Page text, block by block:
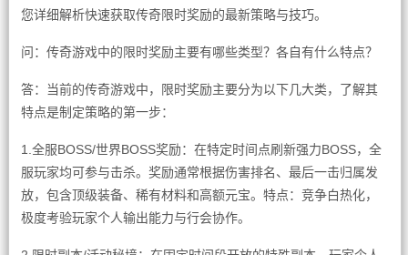
您详细解析快速获取传奇限时奖励的最新策略与技巧。
问：传奇游戏中的限时奖励主要有哪些类型？各自有什么特点？
答：当前的传奇游戏中，限时奖励主要分为以下几大类，了解其
特点是制定策略的第一步：
1.全服BOSS/世界BOSS奖励：在特定时间点刷新强力BOSS，全
服玩家均可参与击杀。奖励通常根据伤害排名、最后一击归属发
放，包含顶级装备、稀有材料和高额元宝。特点：竞争白热化，
极度考验玩家个人输出能力与行会协作。